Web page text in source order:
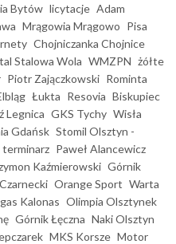
Bytów licytacje Adam
Mrągowia Mrągowo Pisa
Chojniczanka Chojnice
Stalowa Wola WMZPN żółte
Piotr Zajączkowski Rominta
Łukta Resovia Biskupiec
Legnica GKS Tychy Wisła
Gdańsk Stomil Olsztyn -
terminarz Paweł Alancewicz
Kaźmierowski Górnik
Orange Sport Warta
Kalonas Olimpia Olsztynek
Górnik Łęczna Naki Olsztyn
MKS Korsze Motor